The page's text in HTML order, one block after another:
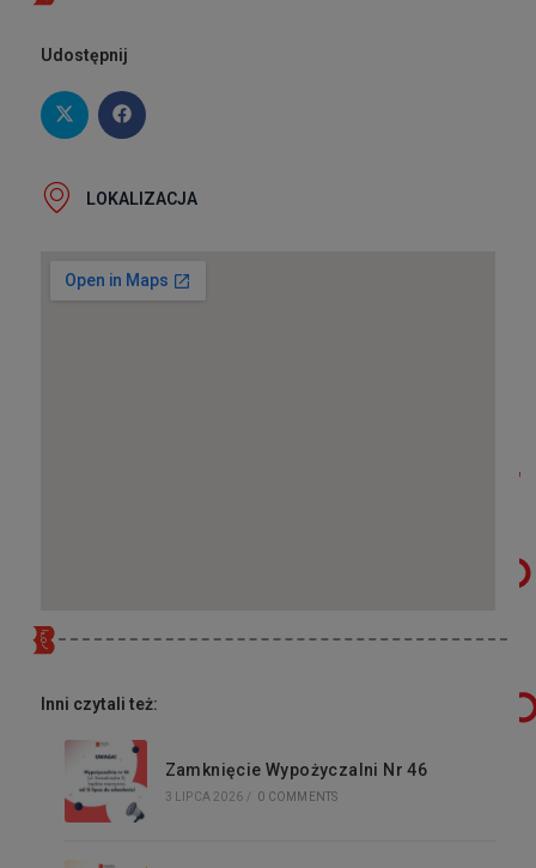
Udostępnij
LOKALIZACJA
Inni czytali też:
Zamknięcie Wypożyczalni Nr 46
3 LIPCA 2026 / 0 COMMENTS